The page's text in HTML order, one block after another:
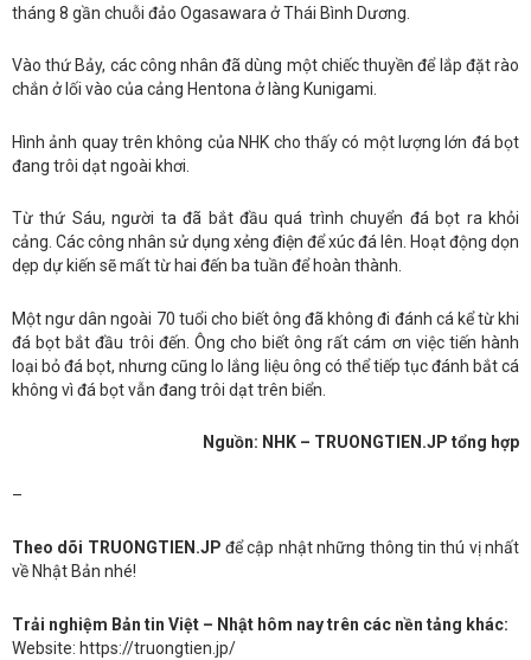
tháng 8 gần chuỗi đảo Ogasawara ở Thái Bình Dương.
Vào thứ Bảy, các công nhân đã dùng một chiếc thuyền để lắp đặt rào
chắn ở lối vào của cảng Hentona ở làng Kunigami.
Hình ảnh quay trên không của NHK cho thấy có một lượng lớn đá bọt
đang trôi dạt ngoài khơi.
Từ thứ Sáu, người ta đã bắt đầu quá trình chuyển đá bọt ra khỏi
cảng. Các công nhân sử dụng xẻng điện để xúc đá lên. Hoạt động dọn
dẹp dự kiến sẽ mất từ hai đến ba tuần để hoàn thành.
Một ngư dân ngoài 70 tuổi cho biết ông đã không đi đánh cá kể từ khi
đá bọt bắt đầu trôi đến. Ông cho biết ông rất cám ơn việc tiến hành
loại bỏ đá bọt, nhưng cũng lo lắng liệu ông có thể tiếp tục đánh bắt cá
không vì đá bọt vẫn đang trôi dạt trên biển.
Nguồn: NHK – TRUONGTIEN.JP tổng hợp
–
Theo dõi TRUONGTIEN.JP để cập nhật những thông tin thú vị nhất
về Nhật Bản nhé!
Trải nghiệm Bản tin Việt – Nhật hôm nay trên các nền tảng khác:
Website: https://truongtien.jp/